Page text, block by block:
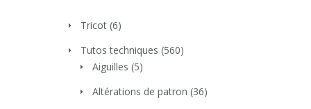
Tricot (6)
Tutos techniques (560)
Aiguilles (5)
Altérations de patron (36)